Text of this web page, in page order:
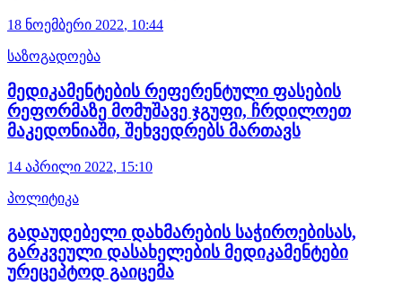
18 ნოემბერი 2022, 10:44
საზოგადოება
მედიკამენტების რეფერენტული ფასების
რეფორმაზე მომუშავე ჯგუფი, ჩრდილოეთ
მაკედონიაში, შეხვედრებს მართავს
14 აპრილი 2022, 15:10
პოლიტიკა
გადაუდებელი დახმარების საჭიროებისას,
გარკვეული დასახელების მედიკამენტები
ურეცეპტოდ გაიცემა